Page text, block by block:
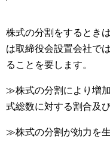
株式の分割をするとき
は取締役会設置会社で
ることを要します。
≫株式の分割により増
式総数に対する割合及
≫株式の分割が効力を